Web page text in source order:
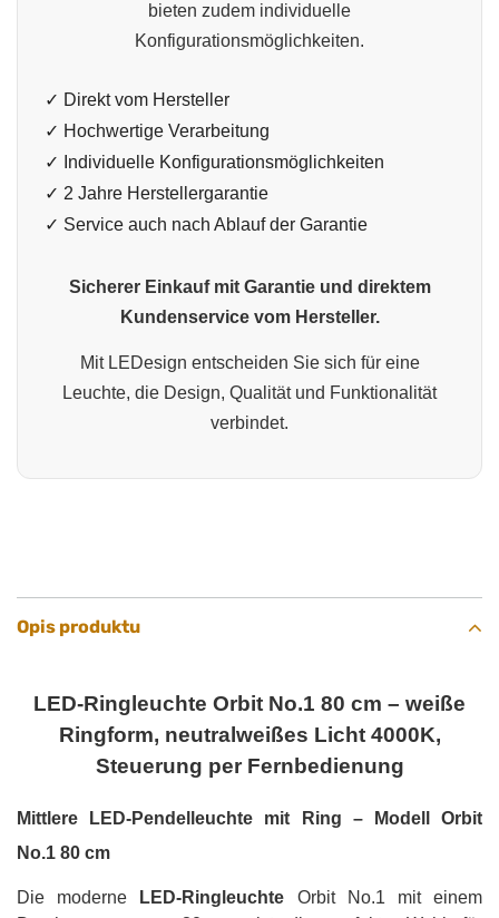
bieten zudem individuelle
Konfigurationsmöglichkeiten.
✓ Direkt vom Hersteller
✓ Hochwertige Verarbeitung
✓ Individuelle Konfigurationsmöglichkeiten
✓ 2 Jahre Herstellergarantie
✓ Service auch nach Ablauf der Garantie
Sicherer Einkauf mit Garantie und direktem
Kundenservice vom Hersteller.
Mit LEDesign entscheiden Sie sich für eine
Leuchte, die Design, Qualität und Funktionalität
verbindet.
Opis produktu
LED-Ringleuchte Orbit No.1 80 cm – weiße
Ringform, neutralweißes Licht 4000K,
Steuerung per Fernbedienung
Mittlere LED-Pendelleuchte mit Ring – Modell Orbit
No.1 80 cm
Die moderne LED-Ringleuchte Orbit No.1 mit einem